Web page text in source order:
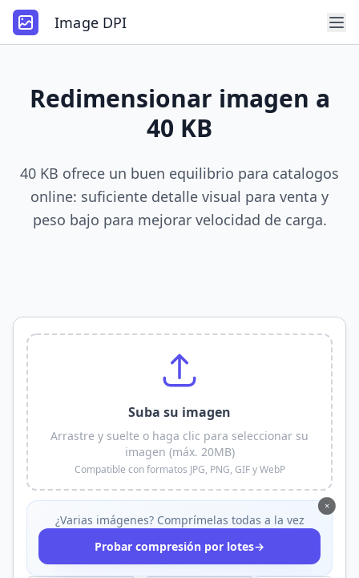
Image DPI
Redimensionar imagen a
40 KB
40 KB ofrece un buen equilibrio para catalogos
online: suficiente detalle visual para venta y
peso bajo para mejorar velocidad de carga.
Suba su imagen
Arrastre y suelte o haga clic para seleccionar su
imagen (máx. 20MB)
Compatible con formatos JPG, PNG, GIF y WebP
×
¿Varias imágenes? Comprímelas todas a la vez
Probar compresión por lotes→